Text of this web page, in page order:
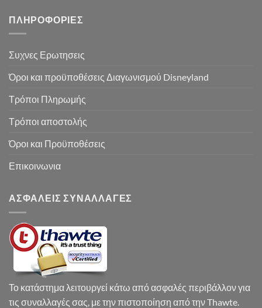
ΠΛΗΡΟΦΟΡΙΕΣ
Συχνες Ερωτησεις
Όροι και προϋποθέσεις Διαγωνισμού Disneyland
Τρόποι Πληρωμής
Τρόποι αποστολής
Όροι και Προϋποθέσεις
Επικοινωνια
ΑΣΦΑΛΕΙΣ ΣΥΝΑΛΛΑΓΕΣ
Το κατάστημα λειτουργεί κάτω από ασφαλές περιβάλλον για
τις συναλλαγές σας, με την πιστοποίηση από την Thawte.